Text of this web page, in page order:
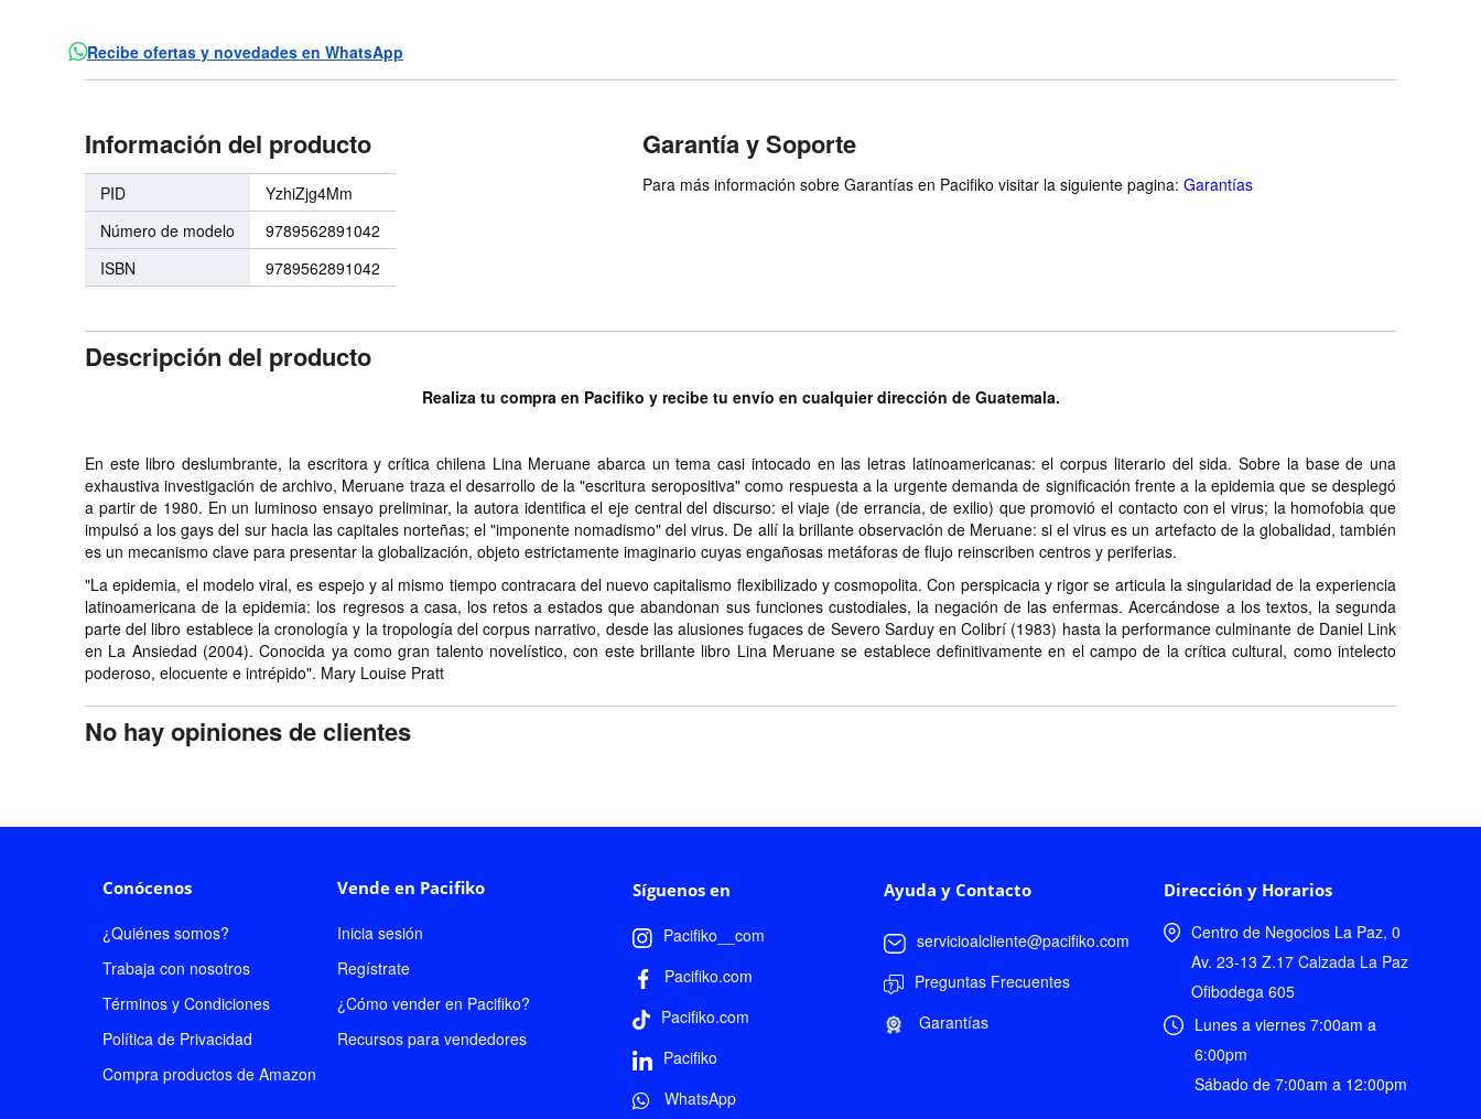
Recibe ofertas y novedades en WhatsApp
Información del producto
PID
YzhiZjg4Mm
Número de modelo
9789562891042
ISBN
9789562891042
Garantía y Soporte
Para más información sobre Garantías en Pacifiko visitar la siguiente pagina: Garantías
Descripción del producto
Realiza tu compra en Pacifiko y recibe tu envío en cualquier dirección de Guatemala.
En este libro deslumbrante, la escritora y crítica chilena Lina Meruane abarca un tema casi intocado en las letras latinoamericanas: el corpus literario del sida. Sobre la base de una
exhaustiva investigación de archivo, Meruane traza el desarrollo de la "escritura seropositiva" como respuesta a la urgente demanda de significación frente a la epidemia que se desplegó
a partir de 1980. En un luminoso ensayo preliminar, la autora identifica el eje central del discurso: el viaje (de errancia, de exilio) que promovió el contacto con el virus; la homofobia que
impulsó a los gays del sur hacia las capitales norteñas; el "imponente nomadismo" del virus. De allí la brillante observación de Meruane: si el virus es un artefacto de la globalidad, también
es un mecanismo clave para presentar la globalización, objeto estrictamente imaginario cuyas engañosas metáforas de flujo reinscriben centros y periferias.
"La epidemia, el modelo viral, es espejo y al mismo tiempo contracara del nuevo capitalismo flexibilizado y cosmopolita. Con perspicacia y rigor se articula la singularidad de la experiencia
latinoamericana de la epidemia: los regresos a casa, los retos a estados que abandonan sus funciones custodiales, la negación de las enfermas. Acercándose a los textos, la segunda
parte del libro establece la cronología y la tropología del corpus narrativo, desde las alusiones fugaces de Severo Sarduy en Colibrí (1983) hasta la performance culminante de Daniel Link
en La Ansiedad (2004). Conocida ya como gran talento novelístico, con este brillante libro Lina Meruane se establece definitivamente en el campo de la crítica cultural, como intelecto
poderoso, elocuente e intrépido". Mary Louise Pratt
No hay opiniones de clientes
Conócenos
¿Quiénes somos?
Trabaja con nosotros
Términos y Condiciones
Política de Privacidad
Compra productos de Amazon
Vende en Pacifiko
Inicia sesión
Regístrate
¿Cómo vender en Pacifiko?
Recursos para vendedores
Síguenos en
Pacifiko__com
Pacifiko.com
Pacifiko.com
Pacifiko
WhatsApp
Ayuda y Contacto
servicioalcliente@pacifiko.com
Preguntas Frecuentes
Garantías
Dirección y Horarios
Centro de Negocios La Paz, 0
Av. 23-13 Z.17 Calzada La Paz
Ofibodega 605
Lunes a viernes 7:00am a
6:00pm
Sábado de 7:00am a 12:00pm